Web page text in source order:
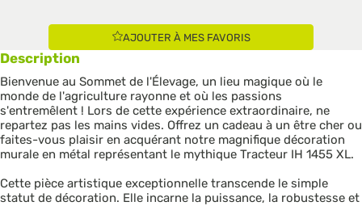
AJOUTER À MES FAVORIS
Description
Bienvenue au Sommet de l'Élevage, un lieu magique où le
monde de l'agriculture rayonne et où les passions
s'entremêlent ! Lors de cette expérience extraordinaire, ne
repartez pas les mains vides. Offrez un cadeau à un être cher ou
faites-vous plaisir en acquérant notre magnifique décoration
murale en métal représentant le mythique Tracteur IH 1455 XL.
Cette pièce artistique exceptionnelle transcende le simple
statut de décoration. Elle incarne la puissance, la robustesse et